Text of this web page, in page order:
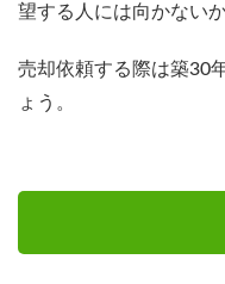
望する人には向かない
売却依頼する際は築30
ょう。